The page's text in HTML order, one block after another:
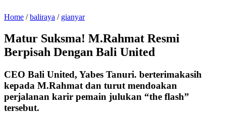
Home /baliraya / gianyar
Matur Suksma! M.Rahmat Resmi
Berpisah Dengan Bali United
CEO Bali United, Yabes Tanuri. berterimakasih
kepada M.Rahmat dan turut mendoakan
perjalanan karir pemain julukan “the flash”
tersebut.